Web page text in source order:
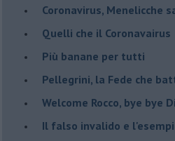
Coronavirus, Menelicche
Quelli che il Coronavairus
Più banane per tutti
Pellegrini, la Fede che
Welcome Rocco, bye bye
Il falso invalido e